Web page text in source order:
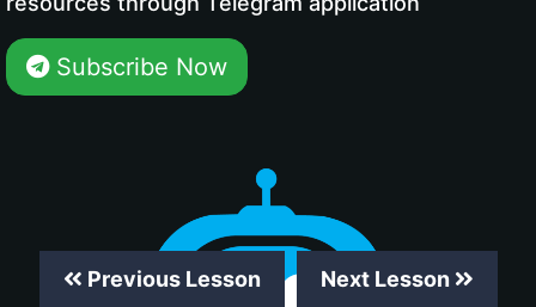
Previous Lesson Next Lesson
Subscribe Now